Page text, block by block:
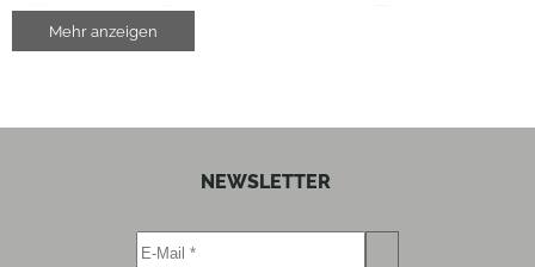
Wirkungsgrad/Schalldruck 2,83V/1m (dB)
Gehäuse-Eigenschaften
38
Mehr anzeigen
NEWSLETTER